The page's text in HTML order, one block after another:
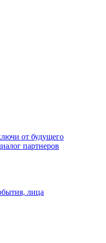
от будущего
партнеров
лица